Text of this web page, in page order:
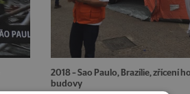
2018 – Sao Paulo, Brazílie, zřícení
budovy